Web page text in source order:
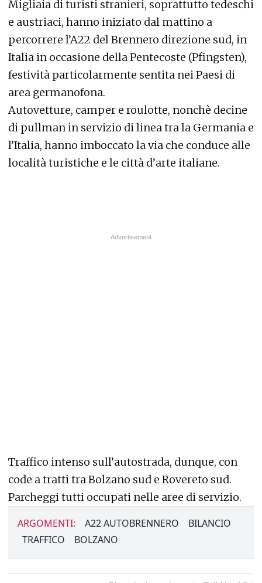
Migliaia di turisti stranieri, soprattutto tedeschi
e austriaci, hanno iniziato dal mattino a
percorrere l’A22 del Brennero direzione sud, in
Italia in occasione della Pentecoste (Pfingsten),
festività particolarmente sentita nei Paesi di
area germanofona.
Autovetture, camper e roulotte, nonchè decine
di pullman in servizio di linea tra la Germania e
l’Italia, hanno imboccato la via che conduce alle
località turistiche e le città d’arte italiane.
Traffico intenso sull’autostrada, dunque, con
code a tratti tra Bolzano sud e Rovereto sud.
Parcheggi tutti occupati nelle aree di servizio.
ARGOMENTI: A22 AUTOBRENNERO
BILANCIO
TRAFFICO
BOLZANO